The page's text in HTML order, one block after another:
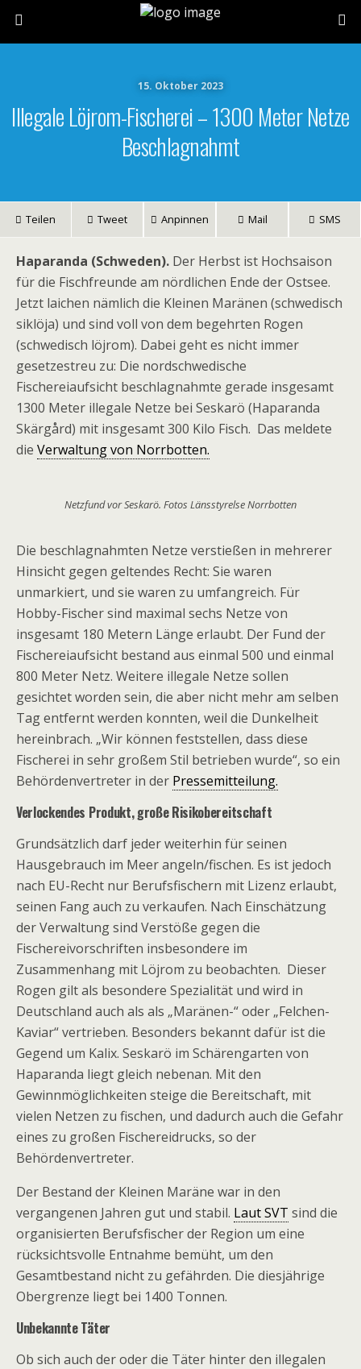
15. Oktober 2023
Illegale Löjrom-Fischerei – 1300 Meter Netze
Beschlagnahmt
Teilen Tweet Anpinnen Mail SMS
Haparanda (Schweden). Der Herbst ist Hochsaison
für die Fischfreunde am nördlichen Ende der Ostsee.
Jetzt laichen nämlich die Kleinen Maränen (schwedisch
siklöja) und sind voll von dem begehrten Rogen
(schwedisch löjrom). Dabei geht es nicht immer
gesetzestreu zu: Die nordschwedische
Fischereiaufsicht beschlagnahmte gerade insgesamt
1300 Meter illegale Netze bei Seskarö (Haparanda
Skärgård) mit insgesamt 300 Kilo Fisch. Das meldete
die Verwaltung von Norrbotten.
Netzfund vor Seskarö. Fotos Länsstyrelse Norrbotten
Die beschlagnahmten Netze verstießen in mehrerer
Hinsicht gegen geltendes Recht: Sie waren
unmarkiert, und sie waren zu umfangreich. Für
Hobby-Fischer sind maximal sechs Netze von
insgesamt 180 Metern Länge erlaubt. Der Fund der
Fischereiaufsicht bestand aus einmal 500 und einmal
800 Meter Netz. Weitere illegale Netze sollen
gesichtet worden sein, die aber nicht mehr am selben
Tag entfernt werden konnten, weil die Dunkelheit
hereinbrach. „Wir können feststellen, dass diese
Fischerei in sehr großem Stil betrieben wurde“, so ein
Behördenvertreter in der Pressemitteilung.
Verlockendes Produkt, große Risikobereitschaft
Grundsätzlich darf jeder weiterhin für seinen
Hausgebrauch im Meer angeln/fischen. Es ist jedoch
nach EU-Recht nur Berufsfischern mit Lizenz erlaubt,
seinen Fang auch zu verkaufen. Nach Einschätzung
der Verwaltung sind Verstöße gegen die
Fischereivorschriften insbesondere im
Zusammenhang mit Löjrom zu beobachten. Dieser
Rogen gilt als besondere Spezialität und wird in
Deutschland auch als als „Maränen-“ oder „Felchen-
Kaviar“ vertrieben. Besonders bekannt dafür ist die
Gegend um Kalix. Seskarö im Schärengarten von
Haparanda liegt gleich nebenan. Mit den
Gewinnmöglichkeiten steige die Bereitschaft, mit
vielen Netzen zu fischen, und dadurch auch die Gefahr
eines zu großen Fischereidrucks, so der
Behördenvertreter.
Der Bestand der Kleinen Maräne war in den
vergangenen Jahren gut und stabil. Laut SVT sind die
organisierten Berufsfischer der Region um eine
rücksichtsvolle Entnahme bemüht, um den
Gesamtbestand nicht zu gefährden. Die diesjährige
Obergrenze liegt bei 1400 Tonnen.
Unbekannte Täter
Ob sich auch der oder die Täter hinter den illegalen